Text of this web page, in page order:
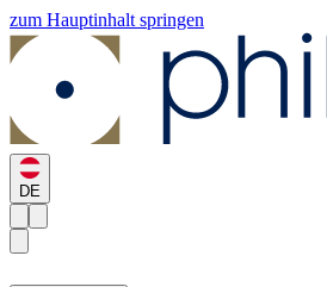
zum Hauptinhalt springen
DE